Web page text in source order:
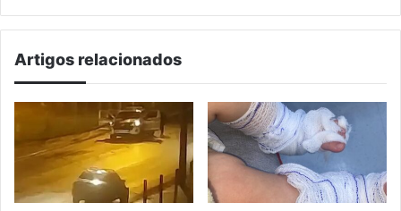
Artigos relacionados